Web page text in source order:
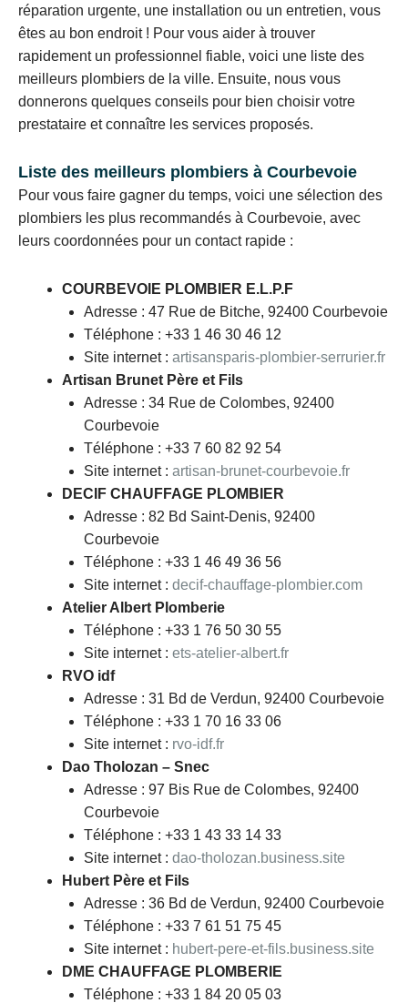
réparation urgente, une installation ou un entretien, vous
êtes au bon endroit ! Pour vous aider à trouver
rapidement un professionnel fiable, voici une liste des
meilleurs plombiers de la ville. Ensuite, nous vous
donnerons quelques conseils pour bien choisir votre
prestataire et connaître les services proposés.
Liste des meilleurs plombiers à Courbevoie
Pour vous faire gagner du temps, voici une sélection des
plombiers les plus recommandés à Courbevoie, avec
leurs coordonnées pour un contact rapide :
COURBEVOIE PLOMBIER E.L.P.F
Adresse : 47 Rue de Bitche, 92400 Courbevoie
Téléphone : +33 1 46 30 46 12
Site internet : artisansparis-plombier-serrurier.fr
Artisan Brunet Père et Fils
Adresse : 34 Rue de Colombes, 92400
Courbevoie
Téléphone : +33 7 60 82 92 54
Site internet : artisan-brunet-courbevoie.fr
DECIF CHAUFFAGE PLOMBIER
Adresse : 82 Bd Saint-Denis, 92400
Courbevoie
Téléphone : +33 1 46 49 36 56
Site internet : decif-chauffage-plombier.com
Atelier Albert Plomberie
Téléphone : +33 1 76 50 30 55
Site internet : ets-atelier-albert.fr
RVO idf
Adresse : 31 Bd de Verdun, 92400 Courbevoie
Téléphone : +33 1 70 16 33 06
Site internet : rvo-idf.fr
Dao Tholozan – Snec
Adresse : 97 Bis Rue de Colombes, 92400
Courbevoie
Téléphone : +33 1 43 33 14 33
Site internet : dao-tholozan.business.site
Hubert Père et Fils
Adresse : 36 Bd de Verdun, 92400 Courbevoie
Téléphone : +33 7 61 51 75 45
Site internet : hubert-pere-et-fils.business.site
DME CHAUFFAGE PLOMBERIE
Téléphone : +33 1 84 20 05 03